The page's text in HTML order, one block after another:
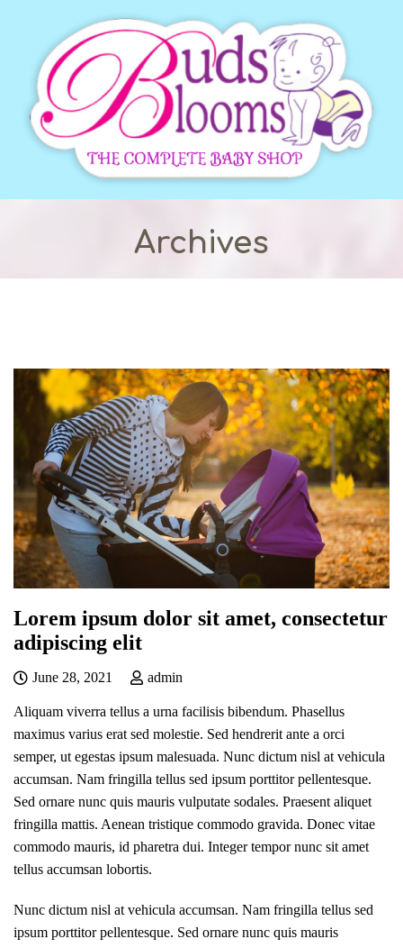
Archives
Lorem ipsum dolor sit amet, consectetur
adipiscing elit
June 28, 2021 admin
Aliquam viverra tellus a urna facilisis bibendum. Phasellus
maximus varius erat sed molestie. Sed hendrerit ante a orci
semper, ut egestas ipsum malesuada. Nunc dictum nisl at vehicula
accumsan. Nam fringilla tellus sed ipsum porttitor pellentesque.
Sed ornare nunc quis mauris vulputate sodales. Praesent aliquet
fringilla mattis. Aenean tristique commodo gravida. Donec vitae
commodo mauris, id pharetra dui. Integer tempor nunc sit amet
tellus accumsan lobortis.
Nunc dictum nisl at vehicula accumsan. Nam fringilla tellus sed
ipsum porttitor pellentesque. Sed ornare nunc quis mauris